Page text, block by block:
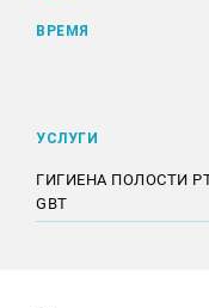
ВРЕМЯ
УСЛУГИ
ГИГИЕНА ПОЛОСТИ
GBT